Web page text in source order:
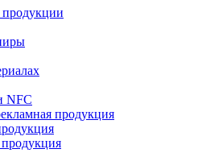
продукции
NFC
продукция